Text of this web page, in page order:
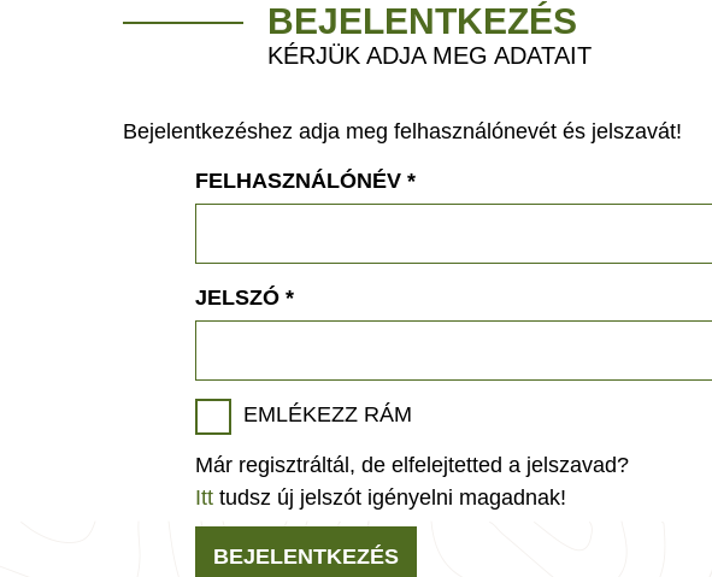
BEJELENTKEZÉS
KÉRJÜK ADJA MEG ADATAIT
Bejelentkezéshez adja meg felhasználónevét és jelszavát!
FELHASZNÁLÓNÉV *
JELSZÓ *
EMLÉKEZZ RÁM
Már regisztráltál, de elfelejtetted a jelszavad?
Itt tudsz új jelszót igényelni magadnak!
BEJELENTKEZÉS